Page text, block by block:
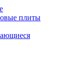
плиты